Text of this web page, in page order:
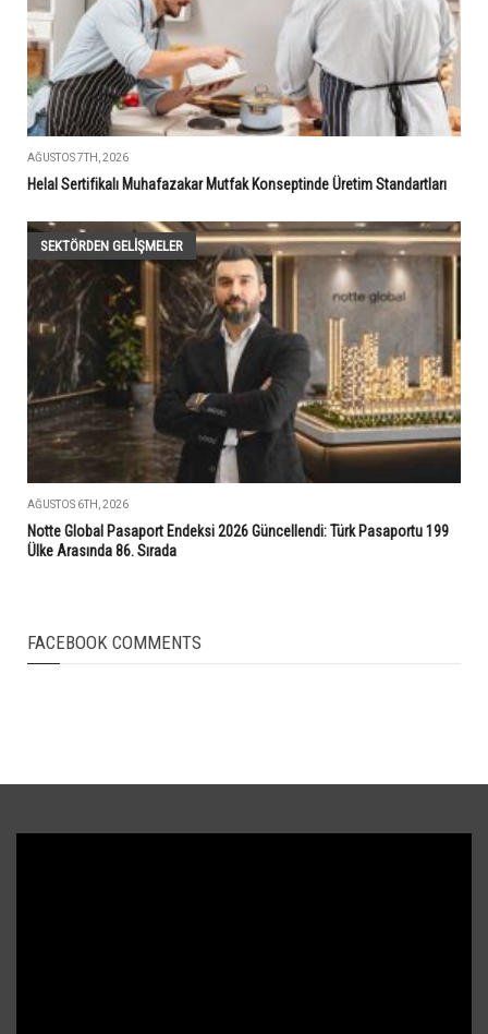
AĞUSTOS 7TH, 2026
Helal Sertifikalı Muhafazakar Mutfak Konseptinde Üretim Standartları
SEKTÖRDEN GELIŞMELER
AĞUSTOS 6TH, 2026
Notte Global Pasaport Endeksi 2026 Güncellendi: Türk Pasaportu 199
Ülke Arasında 86. Sırada
FACEBOOK COMMENTS